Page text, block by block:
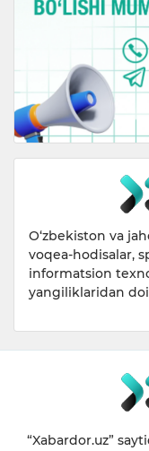
O‘zbekiston va
voqea-hodisalar,
informatsion
yangiliklaridan
“Xabardor.uz”